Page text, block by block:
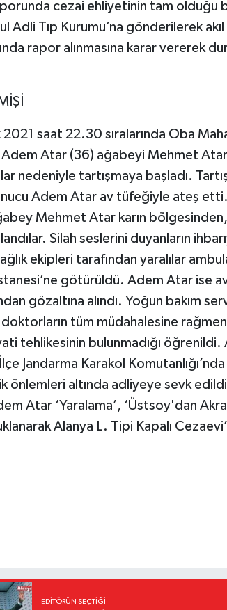
cezai ehliyetinin tam olduğu
Adli Tıp Kurumu’na gönderilerek
rapor alınmasına karar vererek
2021 saat 22.30 sıralarında Oba
Adem Atar (36) ağabeyi Mehmet
nedeniyle tartışmaya başladı.
Adem Atar av tüfeğiyle ateş etti.
Mehmet Atar karın
Silah seslerini duyanların
ekipleri tarafından yaralılar
götürüldü. Adem Atar ise
gözaltına alındı. Yoğun bakım
tüm müdahalesine
tehlikesinin bulunmadığı öğrenildi.
Jandarma Karakol
önlemleri altında adliyeye sevk
Atar ‘Yaralama’, ‘Üstsoy'dan
Alanya L. Tipi Kapalı
EDITÖRÜN SEÇTIĞI